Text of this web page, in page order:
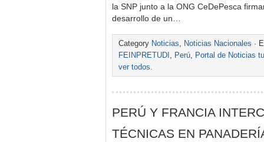
la SNP junto a la ONG CeDePesca
desarrollo de un…
Category Noticias, Noticias Nacionales ·
FEINPRETUDI , Perú, Portal de Noticias
ver todos.
PERÚ Y FRANCIA
TÉCNICAS EN